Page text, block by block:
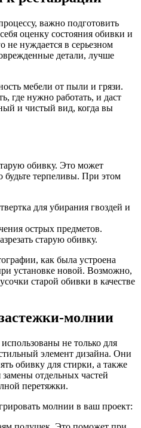
важно подготовить
оценку состояния обивки и
не нуждается в серьезном
детали, лучше
мебели от пыли и грязи.
где нужно работать, и даст
и чистый вид, когда вы
обивку. Это может
будьте терпеливы. При этом
для убирания гвоздей и
острых предметов.
старую обивку.
как была устроена
установке новой. Возможно,
старой обивки в качестве
молнии
не только для
элемент дизайна. Они
обивку для стирки, а также
отдельных частей
перетяжки.
молнии в ваш проект: